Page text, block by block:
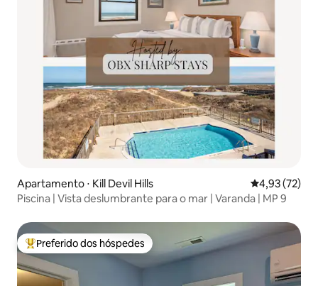
Apartamento ⋅ Kill Devil Hills 4,93 de uma
4,93 (72)
Piscina | Vista deslumbrante para o mar | Varanda | MP 9
Entre os melhores preferidos dos hóspedes
Preferido dos hóspedes